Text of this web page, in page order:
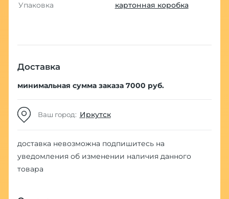
Упаковка
картонная коробка
Доставка
минимальная сумма заказа 7000 руб.
Ваш город: Иркутск
доставка невозможна подпишитесь на
уведомления об изменении наличия данного
товара